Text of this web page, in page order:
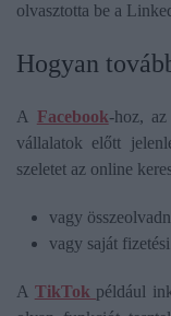
olvasztotta be a
Hogyan
A Facebook-hoz, az
vállalatok előtt
szeletet az online
vagy
vagy saját
A TikTok például